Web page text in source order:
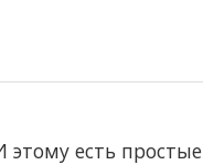
есть простые